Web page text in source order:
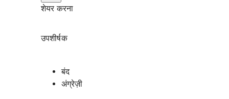
शेयर करना
उपशीर्षक
बंद
अंग्रेज़ी